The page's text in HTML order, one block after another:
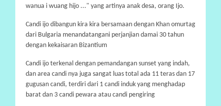
A
A
wanua i wuang hijo ..." yang artinya anak desa, orang Ijo.
Candi ijo dibangun kira kira bersamaan dengan Khan omurtag
dari Bulgaria menandatangani perjanjian damai 30 tahun
dengan kekaisaran Bizantium
Candi ijo terkenal dengan pemandangan sunset yang indah,
dan area candi nya juga sangat luas total ada 11 teras dan 17
gugusan candi, terdiri dari 1 candi induk yang menghadap
barat dan 3 candi pewara atau candi pengiring